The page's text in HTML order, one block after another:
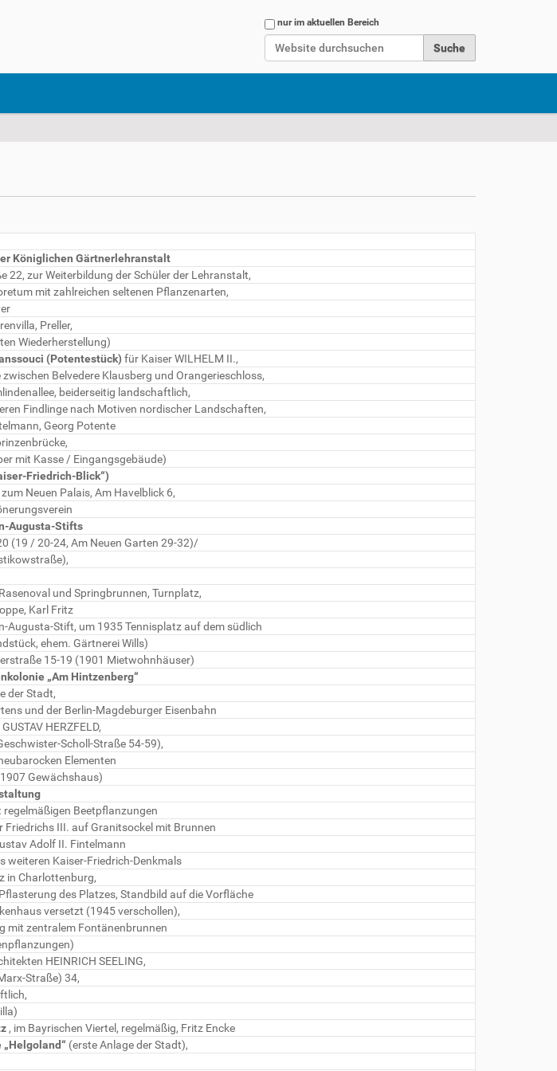
Website durchsuchen
nur im aktuellen Bereich
Königlichen Gärtnerlehranstalt
22, zur Weiterbildung der Schüler der Lehranstalt,
mit zahlreichen seltenen Pflanzenarten,
Preller,
Wiederherstellung)
(Potentestück) für Kaiser WILHELM II.,
Belvedere Klausberg und Orangerieschloss,
beiderseitig landschaftlich,
Findlinge nach Motiven nordischer Landschaften,
Georg Potente
mit Kasse / Eingangsgebäude)
Friedrich-Blick“)
Neuen Palais, Am Havelblick 6,
Augusta-Stifts
(19 / 20-24, Am Neuen Garten 29-32)/
und Springbrunnen, Turnplatz,
Karl Fritz
Augusta-Stift, um 1935 Tennisplatz auf dem südlich
ehem. Gärtnerei Wills)
15-19 (1901 Mietwohnhäuser)
„Am Hintzenberg“
der Stadt,
und der Berlin-Magdeburger Eisenbahn
HERZFELD,
Scholl-Straße 54-59),
Elementen
Gewächshaus)
Beetpflanzungen
Friedrichs III. auf Granitsockel mit Brunnen
Adolf II. Fintelmann
weiteren Kaiser-Friedrich-Denkmals
in Charlottenburg,
des Platzes, Standbild auf die Vorfläche
versetzt (1945 verschollen),
mit zentralem Fontänenbrunnen
HEINRICH SEELING,
Straße) 34,
, im Bayrischen Viertel, regelmäßig, Fritz Encke
(erste Anlage der Stadt),